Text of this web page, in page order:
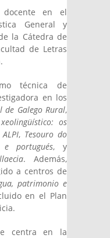
en el
General y
la Cátedra de
de Letras
técnica de
en los
de Galego Rural,
os
, Tesouro do
portugués, y
. Además,
a centros de
patrimonio e
en el Plan
centra en la